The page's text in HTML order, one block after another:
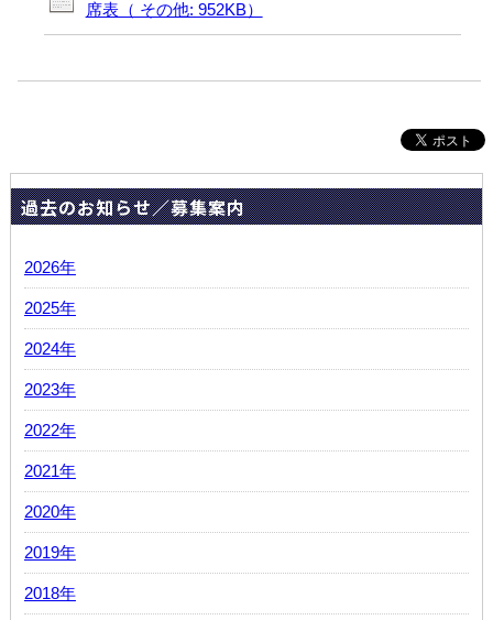
席表（ その他: 952KB）
過去のお知らせ／募集案内
2026年
2025年
2024年
2023年
2022年
2021年
2020年
2019年
2018年